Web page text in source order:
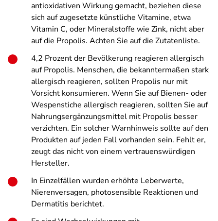
antioxidativen Wirkung gemacht, beziehen diese
sich auf zugesetzte künstliche Vitamine, etwa
Vitamin C, oder Mineralstoffe wie Zink, nicht aber
auf die Propolis. Achten Sie auf die Zutatenliste.
4,2 Prozent der Bevölkerung reagieren allergisch
auf Propolis. Menschen, die bekanntermaßen stark
allergisch reagieren, sollten Propolis nur mit
Vorsicht konsumieren. Wenn Sie auf Bienen- oder
Wespenstiche allergisch reagieren, sollten Sie auf
Nahrungsergänzungsmittel mit Propolis besser
verzichten. Ein solcher Warnhinweis sollte auf den
Produkten auf jeden Fall vorhanden sein. Fehlt er,
zeugt das nicht von einem vertrauenswürdigen
Hersteller.
In Einzelfällen wurden erhöhte Leberwerte,
Nierenversagen, photosensible Reaktionen und
Dermatitis berichtet.